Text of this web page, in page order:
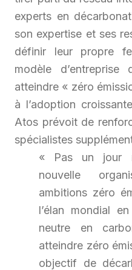
experts en
son expertise et ses
définir leur propre
modèle d’entreprise
atteindre « zéro
à l’adoption
Atos prévoit de
spécialistes
« Pas un jour
nouvelle
ambitions zéro
l’élan mondial
neutre en
atteindre zéro
objectif de